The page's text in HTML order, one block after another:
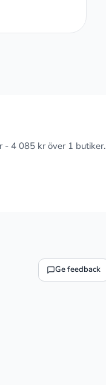
- 4 085 kr över 1 butiker.
Ge feedback